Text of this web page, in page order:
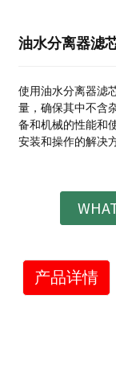
油水分离器滤
使用油水分离器滤
量，确保其中不含
备和机械的性能和
安装和操作的解决方
产品详情